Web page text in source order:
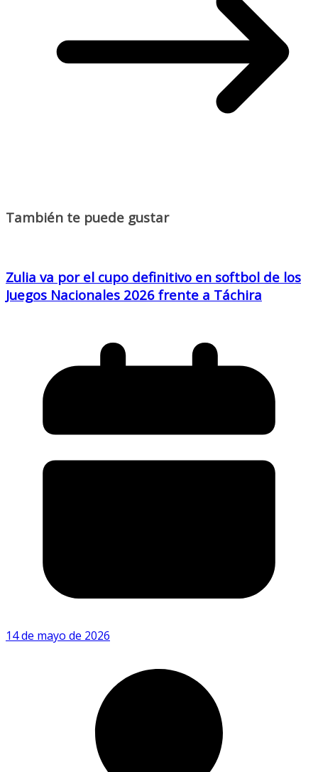
También te puede gustar
Zulia va por el cupo definitivo en softbol de los
Juegos Nacionales 2026 frente a Táchira
14 de mayo de 2026